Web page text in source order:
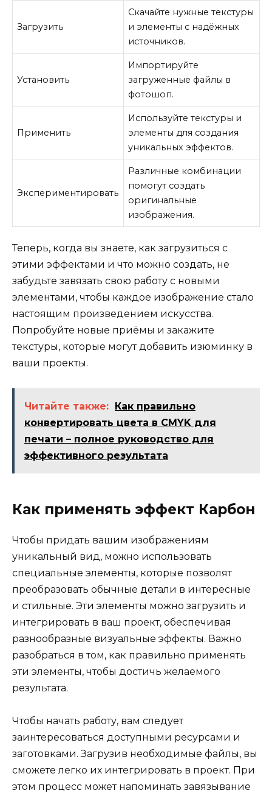
Загрузить
Скачайте нужные текстуры
и элементы с надёжных
источников.
Установить
Импортируйте
загруженные файлы в
фотошоп.
Применить
Используйте текстуры и
элементы для создания
уникальных эффектов.
Экспериментировать
Различные комбинации
помогут создать
оригинальные
изображения.
Теперь, когда вы знаете, как загрузиться с
этими эффектами и что можно создать, не
забудьте завязать свою работу с новыми
элементами, чтобы каждое изображение стало
настоящим произведением искусства.
Попробуйте новые приёмы и закажите
текстуры, которые могут добавить изюминку в
ваши проекты.
Читайте также: Как правильно
конвертировать цвета в CMYK для
печати – полное руководство для
эффективного результата
Как применять эффект Карбон
Чтобы придать вашим изображениям
уникальный вид, можно использовать
специальные элементы, которые позволят
преобразовать обычные детали в интересные
и стильные. Эти элементы можно загрузить и
интегрировать в ваш проект, обеспечивая
разнообразные визуальные эффекты. Важно
разобраться в том, как правильно применять
эти элементы, чтобы достичь желаемого
результата.
Чтобы начать работу, вам следует
заинтересоваться доступными ресурсами и
заготовками. Загрузив необходимые файлы, вы
сможете легко их интегрировать в проект. При
этом процесс может напоминать завязывание